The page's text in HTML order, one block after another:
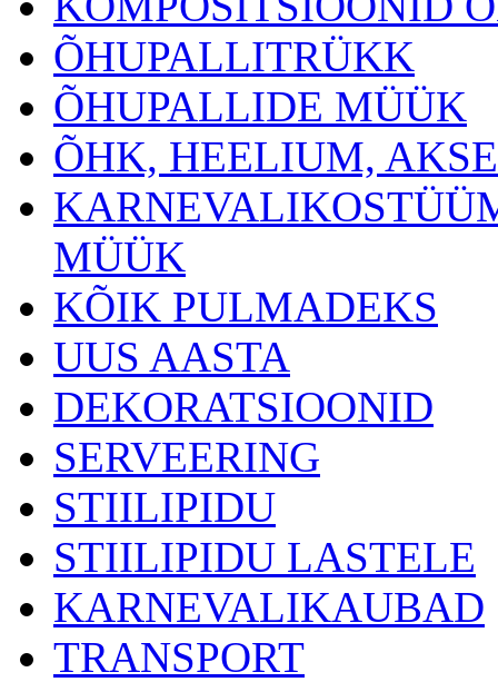
ÕHUPALLITRÜKK
ÕHUPALLIDE MÜÜK
ÕHK, HEELIUM,
MÜÜK
KÕIK PULMADEKS
UUS AASTA
DEKORATSIOONID
SERVEERING
STIILIPIDU
STIILIPIDU LASTELE
KARNEVALIKAUBAD
TRANSPORT